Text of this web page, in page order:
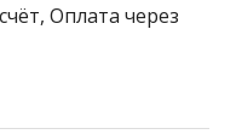
Оплата через